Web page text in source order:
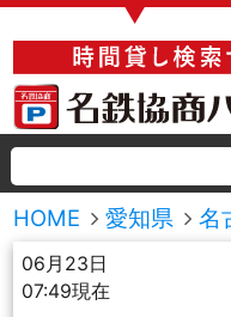
▼
HOME 愛知県 名
06月23日
07:49現在